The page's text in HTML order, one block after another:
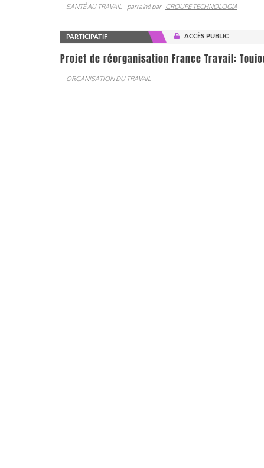
SANTÉ AU TRAVAIL
parrainé par GROUPE TECHNOLOGIA
PARTICIPATIF ACCÈS PUBLIC
Projet de réorganisation France Travail:
ORGANISATION DU TRAVAIL